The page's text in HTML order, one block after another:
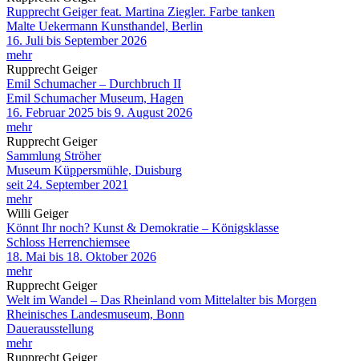
Rupprecht Geiger feat. Martina Ziegler. Farbe tanken
Malte Uekermann Kunsthandel, Berlin
16. Juli bis September 2026
mehr
Rupprecht Geiger
Emil Schumacher – Durchbruch II
Emil Schumacher Museum, Hagen
16. Februar 2025 bis 9. August 2026
mehr
Rupprecht Geiger
Sammlung Ströher
Museum Küppersmühle, Duisburg
seit 24. September 2021
mehr
Willi Geiger
Könnt Ihr noch? Kunst & Demokratie – Königsklasse
Schloss Herrenchiemsee
18. Mai bis 18. Oktober 2026
mehr
Rupprecht Geiger
Welt im Wandel – Das Rheinland vom Mittelalter bis Morgen
Rheinisches Landesmuseum, Bonn
Dauerausstellung
mehr
Rupprecht Geiger